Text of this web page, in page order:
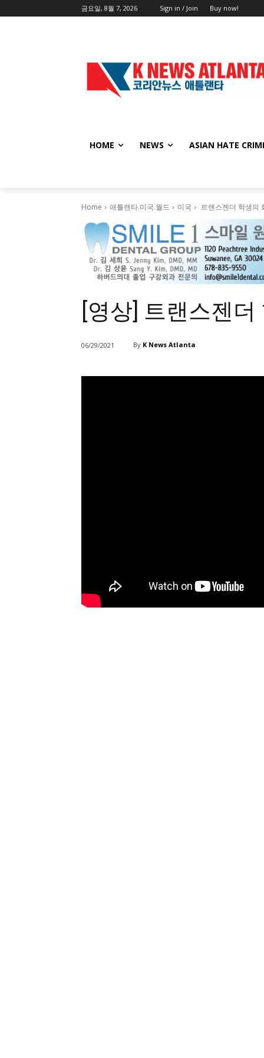
금요일, 8월 7, 2026 Sign in / Join Buy now!
HOME NEWS ASIAN HATE
Home 애틀랜타.미국.월드 미국 트랜스젠더 학생의
[영상] 트랜스젠
06/29/2021 By K News Atlanta